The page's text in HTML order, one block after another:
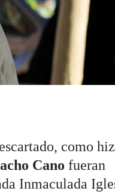
como
Cano fueran
Inmaculada